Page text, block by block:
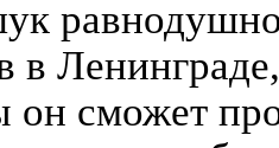
в
он сможет